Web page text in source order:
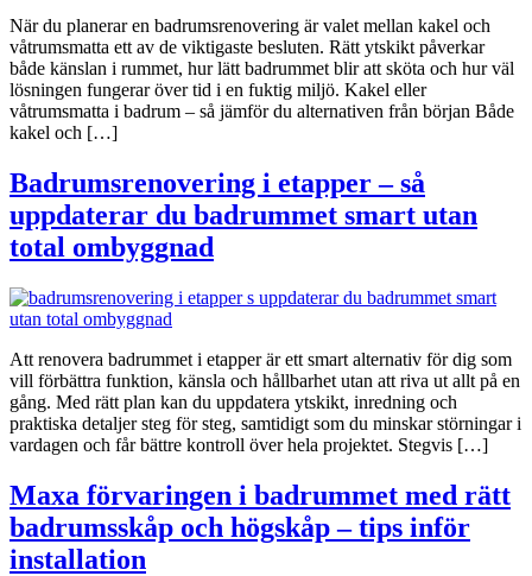
När du planerar en badrumsrenovering är valet mellan kakel och
våtrumsmatta ett av de viktigaste besluten. Rätt ytskikt påverkar
både känslan i rummet, hur lätt badrummet blir att sköta och hur väl
lösningen fungerar över tid i en fuktig miljö. Kakel eller
våtrumsmatta i badrum – så jämför du alternativen från början Både
kakel och […]
Badrumsrenovering i etapper – så
uppdaterar du badrummet smart utan
total ombyggnad
Att renovera badrummet i etapper är ett smart alternativ för dig som
vill förbättra funktion, känsla och hållbarhet utan att riva ut allt på en
gång. Med rätt plan kan du uppdatera ytskikt, inredning och
praktiska detaljer steg för steg, samtidigt som du minskar störningar i
vardagen och får bättre kontroll över hela projektet. Stegvis […]
Maxa förvaringen i badrummet med rätt
badrumsskåp och högskåp – tips inför
installation